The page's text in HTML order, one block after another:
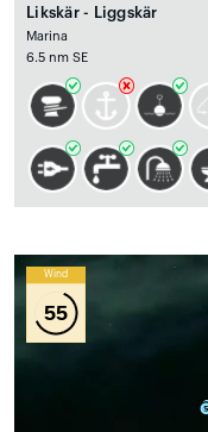
Likskär - Liggskär
Marina
6.5 nm SE
Wind
55